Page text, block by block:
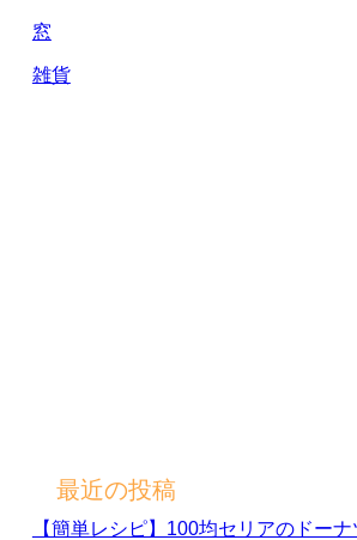
窓
雑貨
最近の投稿
【簡単レシピ】100均セリアのドー